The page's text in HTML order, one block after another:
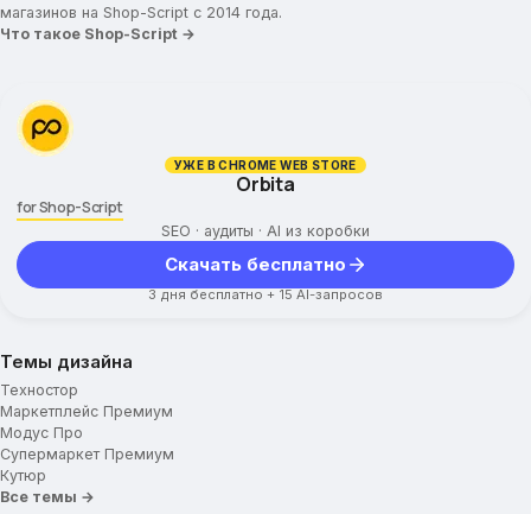
Популярный товар
Популярные категории
Промо-товары
Блок подписки
Промо-иконки
Баннер №2
Бренды
Новости и события
Блоки для отображения
Плагины
Плагины
магазинов на Shop-Script с 2014 года.
Что такое Shop-Script →
УЖЕ В CHROME WEB STORE
Orbita
for Shop-Script
SEO · аудиты · AI из коробки
Скачать бесплатно
3 дня бесплатно + 15 AI-запросов
Темы дизайна
Техностор
Маркетплейс Премиум
Модус Про
Супермаркет Премиум
Кутюр
Все темы →